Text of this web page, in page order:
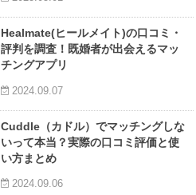
Healmate(ヒールメイト)の口コミ・
評判を調査！既婚者が出会えるマッ
チングアプリ
2024.09.07
Cuddle（カドル）でマッチングしな
いって本当？実際の口コミ評価と使
い方まとめ
2024.09.06